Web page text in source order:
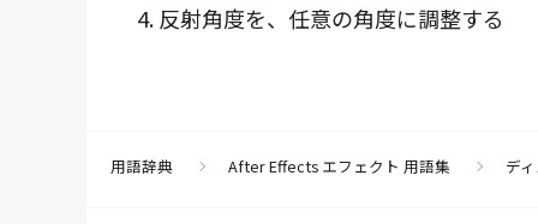
反射角度を、任意の角度に調整する
用語辞典 After Effects エフェクト 用語集 デ